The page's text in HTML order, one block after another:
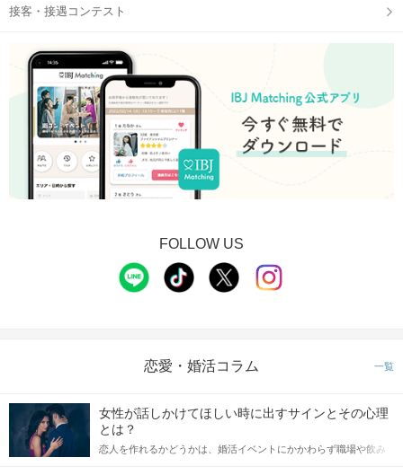
接客・接遇コンテスト
FOLLOW US
恋愛・婚活コラム 一覧
女性が話しかけてほしい時に出すサインとその心理
とは？
恋人を作れるかどうかは、婚活イベントにかかわらず職場や飲み